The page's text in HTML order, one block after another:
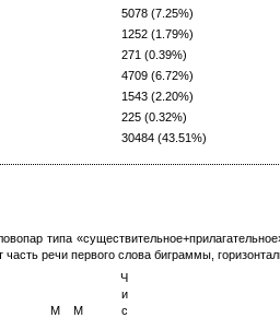
5078 (7.25%)
1252 (1.79%)
271 (0.39%)
4709 (6.72%)
1543 (2.20%)
225 (0.32%)
30484 (43.51%)
типа
часть речи первого слова биграммы,
М
М
Ч
и
с